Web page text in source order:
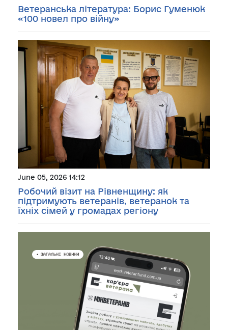
Ветеранська література: Борис Гуменюк
«100 новел про війну»
June 05, 2026 14:12
Робочий візит на Рівненщину: як
підтримують ветеранів, ветеранок та
їхніх сімей у громадах регіону